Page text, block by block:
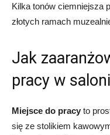
Kilka tonów ciemniejsza
złotych ramach
Jak
pracy w
Miejsce do pracy to
się ze stolikiem